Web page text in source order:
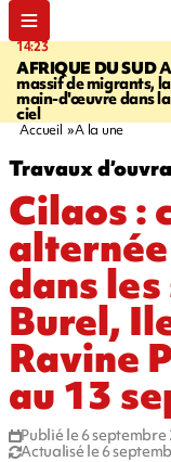
14:23
AFRIQUE DU SUD
massif de migrants,
main-d'œuvre dans
ciel
Accueil A la une
Travaux
Cilaos :
dans
Burel,
Ravine
au 13
Publié le 6 septembre
Actualisé le 6